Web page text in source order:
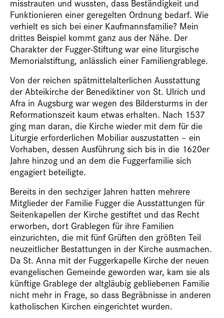
misstrauten und wussten, dass Beständigkeit und
Funktionieren einer geregelten Ordnung bedarf. Wie
verhielt es sich bei einer Kaufmannsfamilie? Mein
drittes Beispiel kommt ganz aus der Nähe. Der
Charakter der Fugger-Stiftung war eine liturgische
Memorialstiftung, anlässlich einer Familiengrablege.
Von der reichen spätmittelalterlichen Ausstattung
der Abteikirche der Benediktiner von St. Ulrich und
Afra in Augsburg war wegen des Bildersturms in der
Reformationszeit kaum etwas erhalten. Nach 1537
ging man daran, die Kirche wieder mit dem für die
Liturgie erforderlichen Mobiliar auszustatten – ein
Vorhaben, dessen Ausführung sich bis in die 1620er
Jahre hinzog und an dem die Fuggerfamilie sich
engagiert beteiligte.
Bereits in den sechziger Jahren hatten mehrere
Mitglieder der Familie Fugger die Ausstattungen für
Seitenkapellen der Kirche gestiftet und das Recht
erworben, dort Grablegen für ihre Familien
einzurichten, die mit fünf Grüften den größten Teil
neuzeitlicher Bestattungen in der Kirche ausmachen.
Da St. Anna mit der Fuggerkapelle Kirche der neuen
evangelischen Gemeinde geworden war, kam sie als
künftige Grablege der altgläubig gebliebenen Familie
nicht mehr in Frage, so dass Begräbnisse in anderen
katholischen Kirchen eingerichtet wurden.